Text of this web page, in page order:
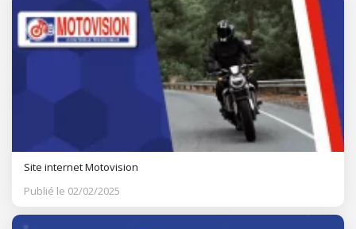
Site internet Motovision
Publié le 02/02/2025